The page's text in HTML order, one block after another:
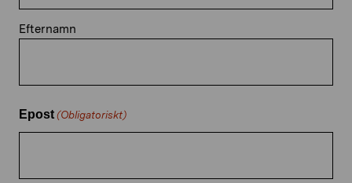
Efternamn
Epost (Obligatoriskt)